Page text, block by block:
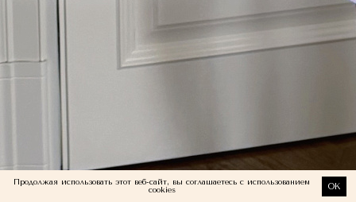
Продолжая использовать этот веб-сайт, вы соглашаетесь с использованием
cookies
OK